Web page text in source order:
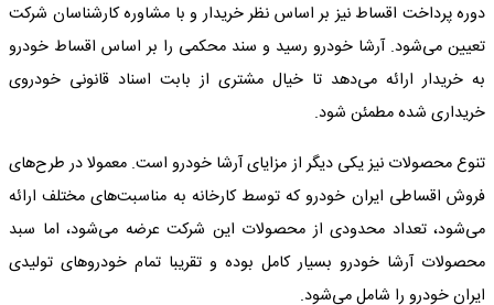
دوره پرداخت اقساط نیز بر اساس نظر خریدار و با مشاوره کارشناسان شرکت
تعیین می‌شود. آرشا خودرو رسید و سند محکمی را بر اساس اقساط خودرو
به خریدار ارائه می‌دهد تا خیال مشتری از بابت اسناد قانونی خودروی
خریداری شده مطمئن شود.
تنوع محصولات نیز یکی دیگر از مزایای آرشا خودرو است. معمولا در طرح‌های
فروش اقساطی ایران خودرو که توسط کارخانه به مناسبت‌های مختلف ارائه
می‌شود، تعداد محدودی از محصولات این شرکت عرضه می‌شود، اما سبد
محصولات آرشا خودرو بسیار کامل بوده و تقریبا تمام خودروهای تولیدی
ایران خودرو را شامل می‌شود.